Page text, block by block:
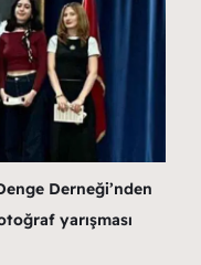
Derneği’nden
yarışması